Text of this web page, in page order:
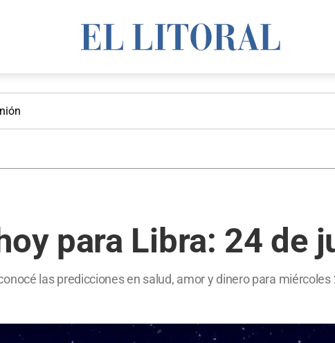
para Libra: 24 de
las predicciones en salud, amor y dinero para miércoles